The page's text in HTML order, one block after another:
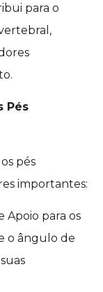
para o
Pés
pés
importantes:
Apoio para os
o ângulo de